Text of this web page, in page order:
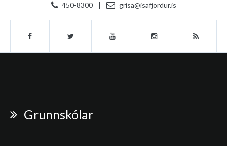
450-8300 | grisa@isafjordur.is
Grunnskólar